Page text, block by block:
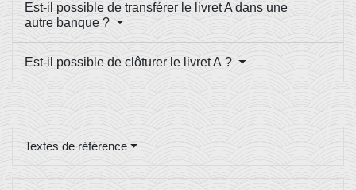
Est-il possible de transférer le livret A dans une
autre banque ?
Est-il possible de clôturer le livret A ?
Textes de référence